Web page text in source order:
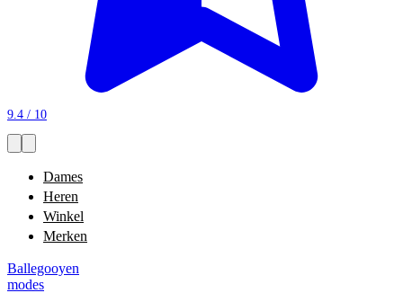
9.4 / 10
Dames
Heren
Winkel
Merken
Ballegooyen
modes